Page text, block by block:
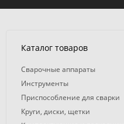
Каталог товаров
Сварочные аппараты
Инструменты
Приспособление для сварки
Круги, диски, щетки